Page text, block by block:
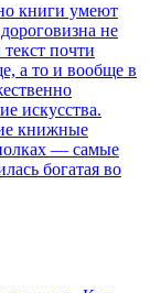
книги умеют
не
почти
а то и вообще в
искусства.
книжные
— самые
богатая во